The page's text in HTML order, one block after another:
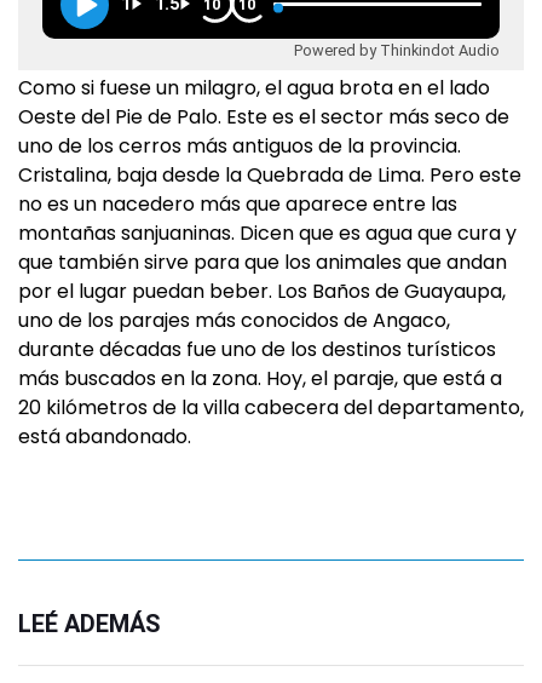
10 10
Powered by Thinkindot Audio
Como si fuese un milagro, el agua brota en el lado
Oeste del Pie de Palo. Este es el sector más seco de
uno de los cerros más antiguos de la provincia.
Cristalina, baja desde la Quebrada de Lima. Pero este
no es un nacedero más que aparece entre las
montañas sanjuaninas. Dicen que es agua que cura y
que también sirve para que los animales que andan
por el lugar puedan beber. Los Baños de Guayaupa,
uno de los parajes más conocidos de Angaco,
durante décadas fue uno de los destinos turísticos
más buscados en la zona. Hoy, el paraje, que está a
20 kilómetros de la villa cabecera del departamento,
está abandonado.
LEÉ ADEMÁS